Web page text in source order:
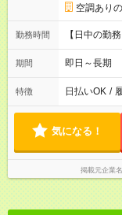
空調あり
勤務時間 【日中の勤
期間 即日～長期
特徴 日払いOK /
気になる！
掲載元企業名